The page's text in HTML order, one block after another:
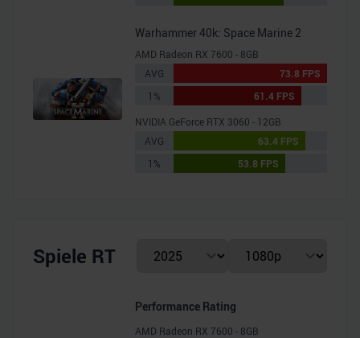
Warhammer 40k: Space Marine 2
AMD Radeon RX 7600 - 8GB
AVG
73.8 FPS
1%
61.4 FPS
NVIDIA GeForce RTX 3060 - 12GB
AVG
63.4 FPS
1%
53.8 FPS
Spiele RT
Performance Rating
AMD Radeon RX 7600 - 8GB